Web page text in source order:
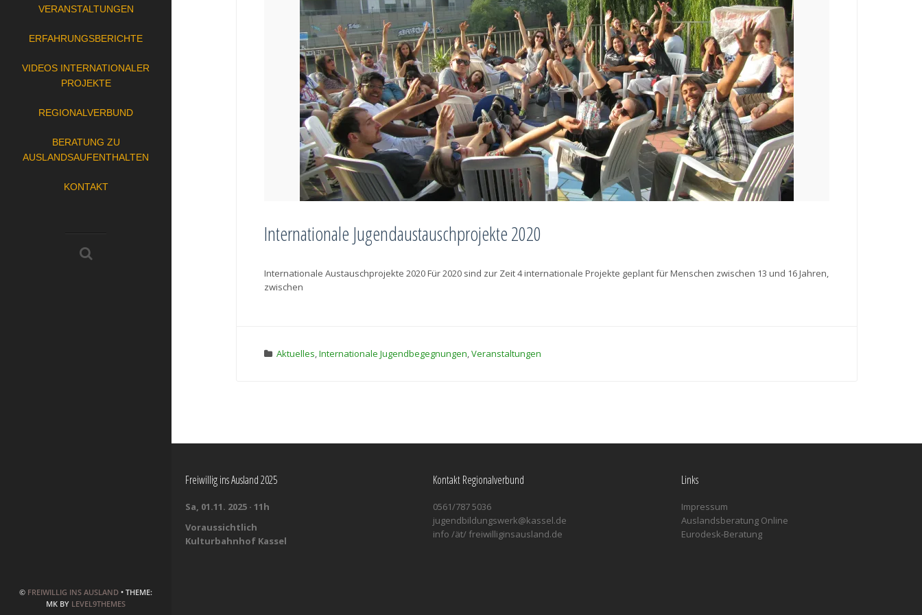
© FREIWILLIG INS AUSLAND • THEME:
MK BY LEVEL9THEMES
VERANSTALTUNGEN
ERFAHRUNGSBERICHTE
VIDEOS INTERNATIONALER
PROJEKTE
REGIONALVERBUND
BERATUNG ZU
AUSLANDSAUFENTHALTEN
KONTAKT
Internationale Jugendaustauschprojekte 2020
Internationale Austauschprojekte 2020 Für 2020 sind zur Zeit 4 internationale Projekte geplant für Menschen zwischen 13 und 16 Jahren,
zwischen
Aktuelles Internationale Jugendbegegnungen Veranstaltungen
Freiwillig ins Ausland 2025
Sa, 01.11. 2025 · 11h
Voraussichtlich
Kulturbahnhof Kassel
Kontakt Regionalverbund
0561/787 5036
jugendbildungswerk@kassel.de
info /ät/ freiwilliginsausland.de
Links
Impressum
Auslandsberatung Online
Eurodesk-Beratung